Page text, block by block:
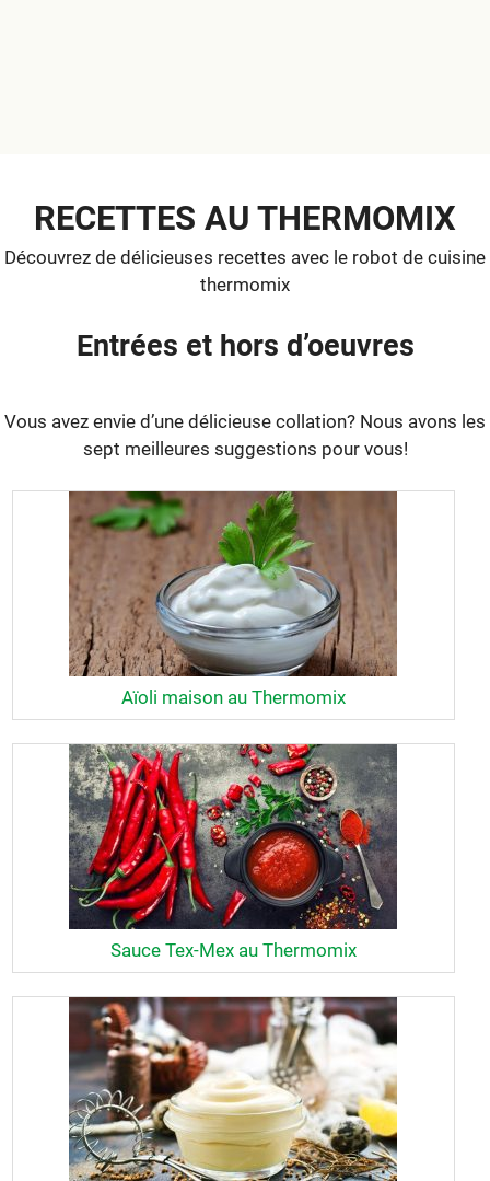
RECETTES AU THERMOMIX
Découvrez de délicieuses recettes avec le robot de cuisine
thermomix
Entrées et hors d’oeuvres
Vous avez envie d’une délicieuse collation? Nous avons les
sept meilleures suggestions pour vous!
Aïoli maison au Thermomix
Sauce Tex-Mex au Thermomix